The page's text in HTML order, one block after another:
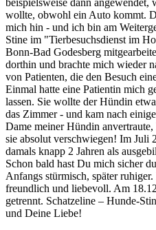
beispielsweise dann angewendet,
wollte, obwohl ein Auto kommt.
mich hin - und ich bin am
Stine im "Tierbesuchsdienst im
Bonn-Bad Godesberg
dorthin und brachte mich wieder
von Patienten, die den Besuch
Einmal hatte eine Patientin mich
lassen. Sie wollte der Hündin
das Zimmer - und kam nach
Dame meiner Hündin
sie absolut verschwiegen! Im Juli
damals knapp 2 Jahren als
Schon bald hast Du mich sicher
Anfangs stürmisch, später
freundlich und liebevoll. Am
getrennt. Schatzeline – Hunde-
und Deine Liebe!